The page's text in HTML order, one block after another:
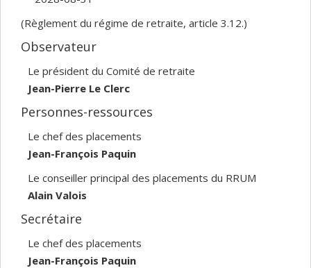
(Règlement du régime de retraite, article 3.12.)
Observateur
Le président du Comité de retraite
Jean-Pierre Le Clerc
Personnes-ressources
Le chef des placements
Jean-François Paquin
Le conseiller principal des placements du RRUM
Alain Valois
Secrétaire
Le chef des placements
Jean-François Paquin